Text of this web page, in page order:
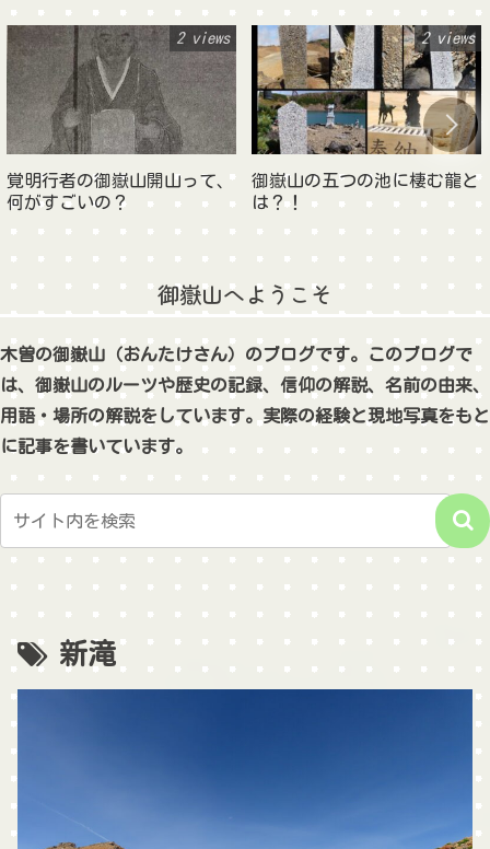
覚明行者の御嶽山開山って、
何がすごいの？
2 views
御嶽山の五つの池に棲む龍と
は？！
2 views
御嶽山へようこそ
木曽の御嶽山（おんたけさん）のブログです。このブログで
は、御嶽山のルーツや歴史の記録、信仰の解説、名前の由来、
用語・場所の解説をしています。実際の経験と現地写真をもと
に記事を書いています。
新滝